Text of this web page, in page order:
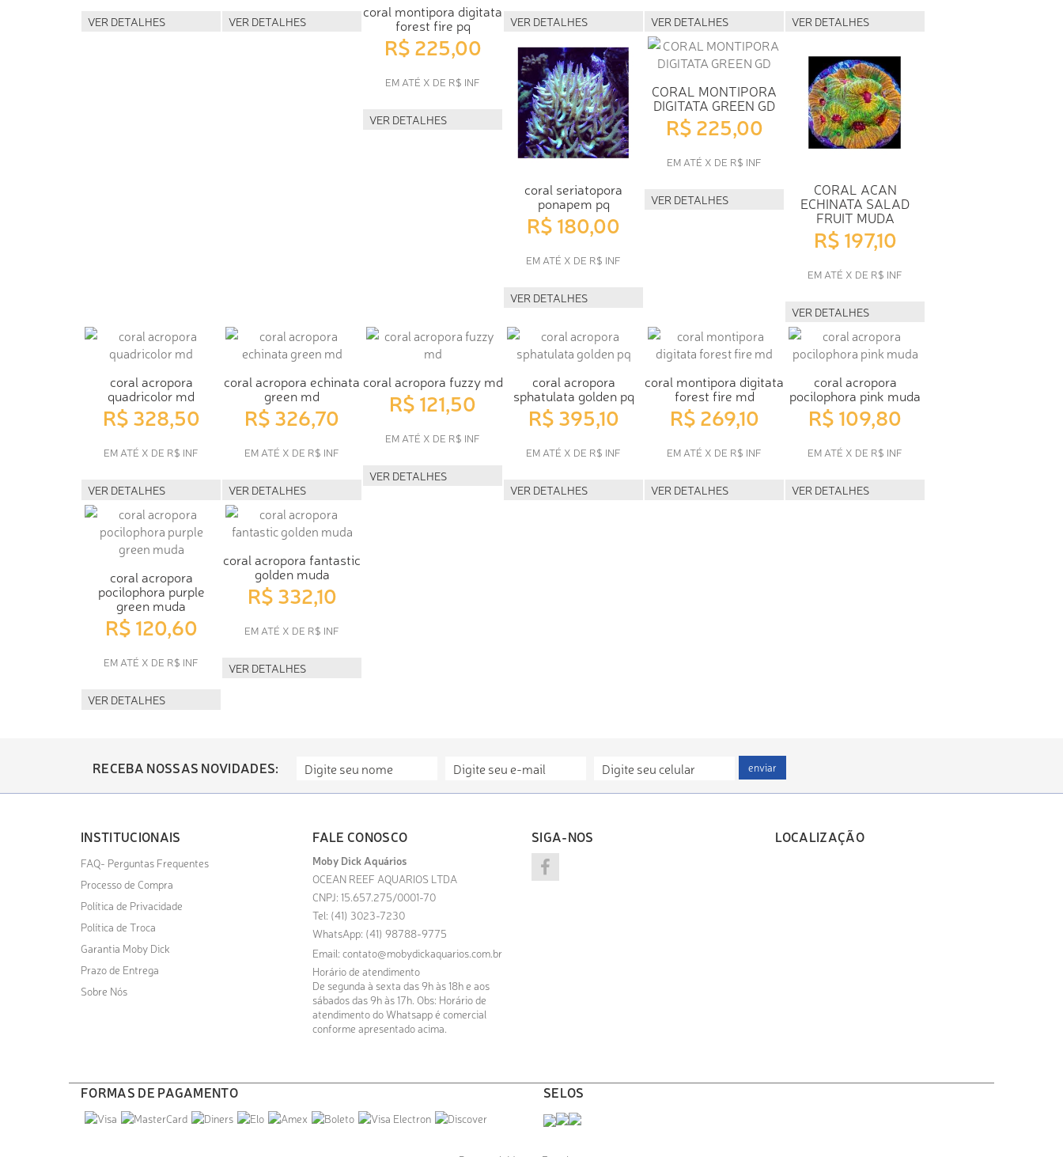
VER DETALHES VER DETALHES
coral montipora digitata
forest fire pq
R$ 225,00
EM ATÉ X DE R$ INF
VER DETALHES
VER DETALHES VER DETALHES VER DETALHES
coral seriatopora
ponapem pq
R$ 180,00
EM ATÉ X DE R$ INF
VER DETALHES
CORAL MONTIPORA
DIGITATA GREEN GD
R$ 225,00
EM ATÉ X DE R$ INF
VER DETALHES
CORAL ACAN
ECHINATA SALAD
FRUIT MUDA
R$ 197,10
EM ATÉ X DE R$ INF
VER DETALHES
coral acropora
quadricolor md
R$ 328,50
EM ATÉ X DE R$ INF
VER DETALHES
coral acropora echinata
green md
R$ 326,70
EM ATÉ X DE R$ INF
VER DETALHES
coral acropora fuzzy md
R$ 121,50
EM ATÉ X DE R$ INF
VER DETALHES
coral acropora
sphatulata golden pq
R$ 395,10
EM ATÉ X DE R$ INF
VER DETALHES
coral montipora digitata
forest fire md
R$ 269,10
EM ATÉ X DE R$ INF
VER DETALHES
coral acropora
pocilophora pink muda
R$ 109,80
EM ATÉ X DE R$ INF
VER DETALHES
coral acropora
pocilophora purple
green muda
R$ 120,60
EM ATÉ X DE R$ INF
VER DETALHES
coral acropora fantastic
golden muda
R$ 332,10
EM ATÉ X DE R$ INF
VER DETALHES
RECEBA NOSSAS NOVIDADES: enviar
INSTITUCIONAIS
FAQ- Perguntas Frequentes
Processo de Compra
Política de Privacidade
Política de Troca
Garantia Moby Dick
Prazo de Entrega
Sobre Nós
FALE CONOSCO
Moby Dick Aquários
OCEAN REEF AQUARIOS LTDA
CNPJ: 15.657.275/0001-70
Tel: (41) 3023-7230
WhatsApp: (41) 98788-9775
Email: contato@mobydickaquarios.com.br
Horário de atendimento
De segunda à sexta das 9h às 18h e aos
sábados das 9h às 17h. Obs: Horário de
atendimento do Whatsapp é comercial
conforme apresentado acima.
SIGA-NOS LOCALIZAÇÃO
FORMAS DE PAGAMENTO SELOS